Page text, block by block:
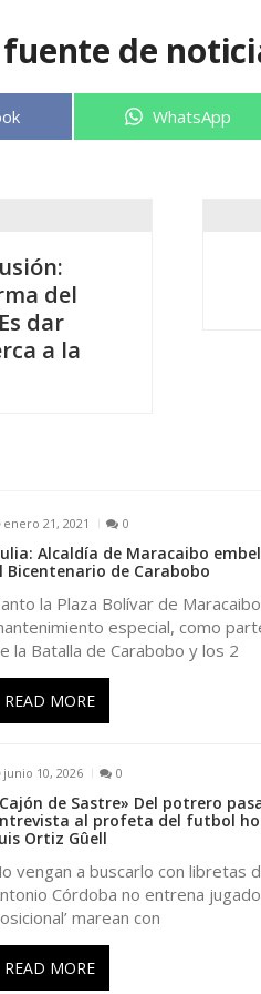
de
Compartir
WhatsApp
del
dar
a la
enero 21, 2021 0
Alcaldía de Maracaibo
Bicentenario de Carabobo
la Plaza Bolívar de
especial, como
la Batalla de Carabobo y los 2
READ MORE
junio 10, 2026 0
de Sastre» Del potrero
al profeta del futbol
Ortiz Gûell
vengan a buscarlo con libretas
Córdoba no entrena
marean con
READ MORE